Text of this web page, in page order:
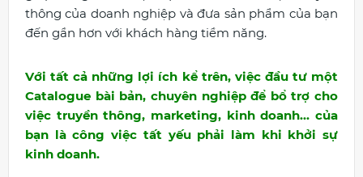
thông của doanh nghiệp và đưa sản phẩm của bạn
đến gần hơn với khách hàng tiềm năng.
Với tất cả những lợi ích kể trên, việc đầu tư một
Catalogue bài bản, chuyên nghiệp để bổ trợ cho
việc truyền thông, marketing, kinh doanh... của
bạn là công việc tất yếu phải làm khi khởi sự
kinh doanh.